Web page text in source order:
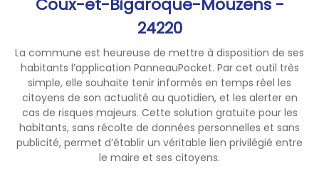
24220
La commune est heureuse de mettre à disposition de ses
habitants l’application PanneauPocket. Par cet outil très
simple, elle souhaite tenir informés en temps réel les
citoyens de son actualité au quotidien, et les alerter en
cas de risques majeurs. Cette solution gratuite pour les
habitants, sans récolte de données personnelles et sans
publicité, permet d’établir un véritable lien privilégié entre
le maire et ses citoyens.
Merci de ne pas appeler le 18,
le 112 ou le 17 pour signaler
d'urgence réelle, les lignes
d'urgence sont actuellement
très sollicitées.
Merci de votre
compréhension et de votre
vigilance.🔥